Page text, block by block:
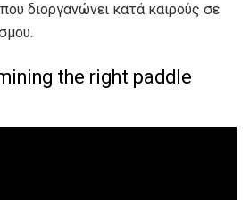
διοργανώνει κατά καιρούς σε
the right paddle